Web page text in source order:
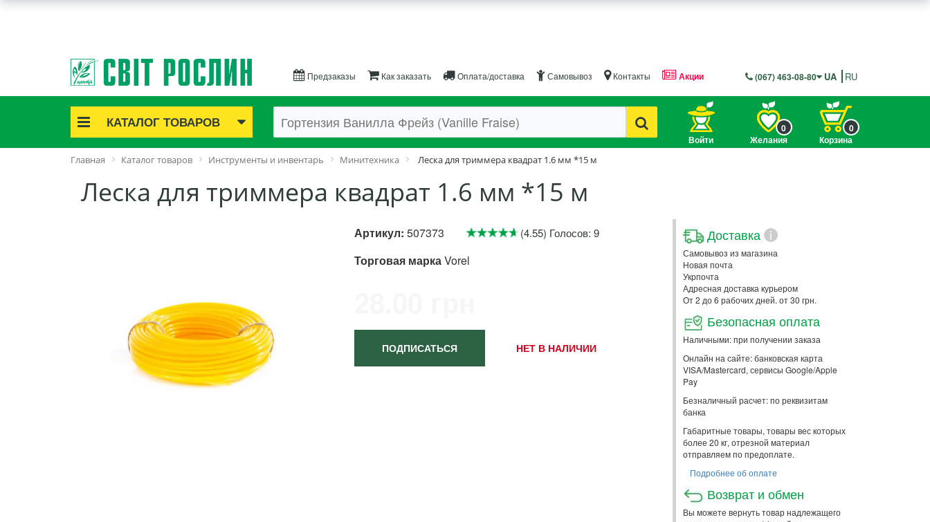
Предзаказы Как заказать Оплата/доставка Самовывоз Контакты Акции (067) 463-08-80 UA RU
КАТАЛОГ ТОВАРОВ
Акционные товары
Саженцы роз
Саженцы плодово-ягодные
Для комнатных растений
Для ландшафтного дизайна
Для полива
Войти Желания
0
Корзина
0
Главная Каталог товаров Инструменты и инвентарь Минитехника Леска для триммера квадрат 1.6 мм *15 м
Леска для триммера квадрат 1.6 мм *15 м
Артикул: 507373 (4.55) Голосов: 9
Торговая маркаVorel
ПОДПИСАТЬСЯ НЕТ В НАЛИЧИИ
Доставка i
Самовывоз из магазина
Новая почта
Укрпочта
Адресная доставка курьером
От 2 до 6 рабочих дней. от 30 грн.
Безопасная оплата
Наличными: при получении заказа
Онлайн на сайте: банковская карта
VISA/Mastercard, сервисы Google/Apple
Pay
Безналичный расчет: по реквизитам
банка
Габаритные товары, товары вес которых
более 20 кг, отрезной материал
отправляем по предоплате.
Подробнее об оплате
Возврат и обмен
Вы можете вернуть товар надлежащего